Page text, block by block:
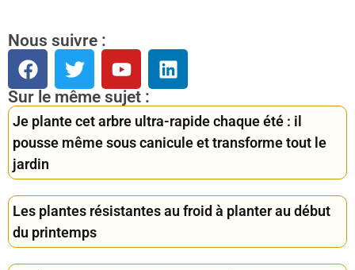
Nous suivre :
Sur le même sujet :
Je plante cet arbre ultra-rapide chaque été : il
pousse même sous canicule et transforme tout le
jardin
Les plantes résistantes au froid à planter au début
du printemps